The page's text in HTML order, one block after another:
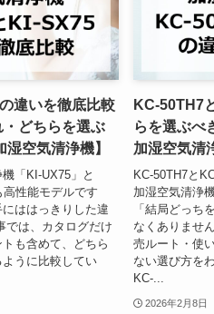
違いを徹底比較
・どちらを選ぶ
空気清浄機】
「KI-UX75」と
高性能モデルです
ははっきりした違
では、カタログだけ
も含めて、どちら
うに比較してい
KC-50TH7
らを選ぶべ
加湿空気清
KC-50TH7と
加湿空気清浄
「結局どっち
なくありませ
売ルート・使
ない選び方を
KC-...
2026年2月8日